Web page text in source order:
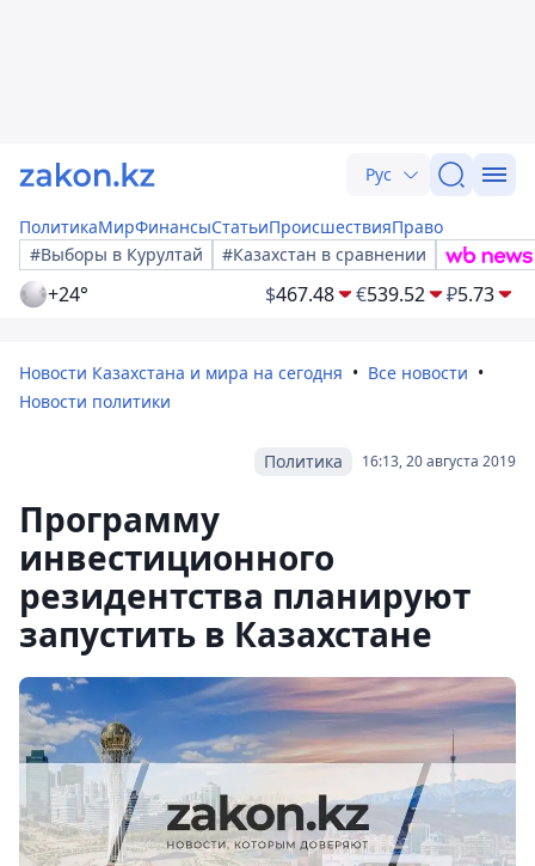
Рус
ПолитикаМирФинансыСтатьиПроисшествияПраво
#Выборы в Курултай
#Казахстан в сравнении
+24° $467.48 €539.52 ₽5.73
Новости Казахстана и мира на сегодня
Все новости
Новости политики
16:13, 20 августа 2019
Политика
Программу
инвестиционного
резидентства планируют
запустить в Казахстане